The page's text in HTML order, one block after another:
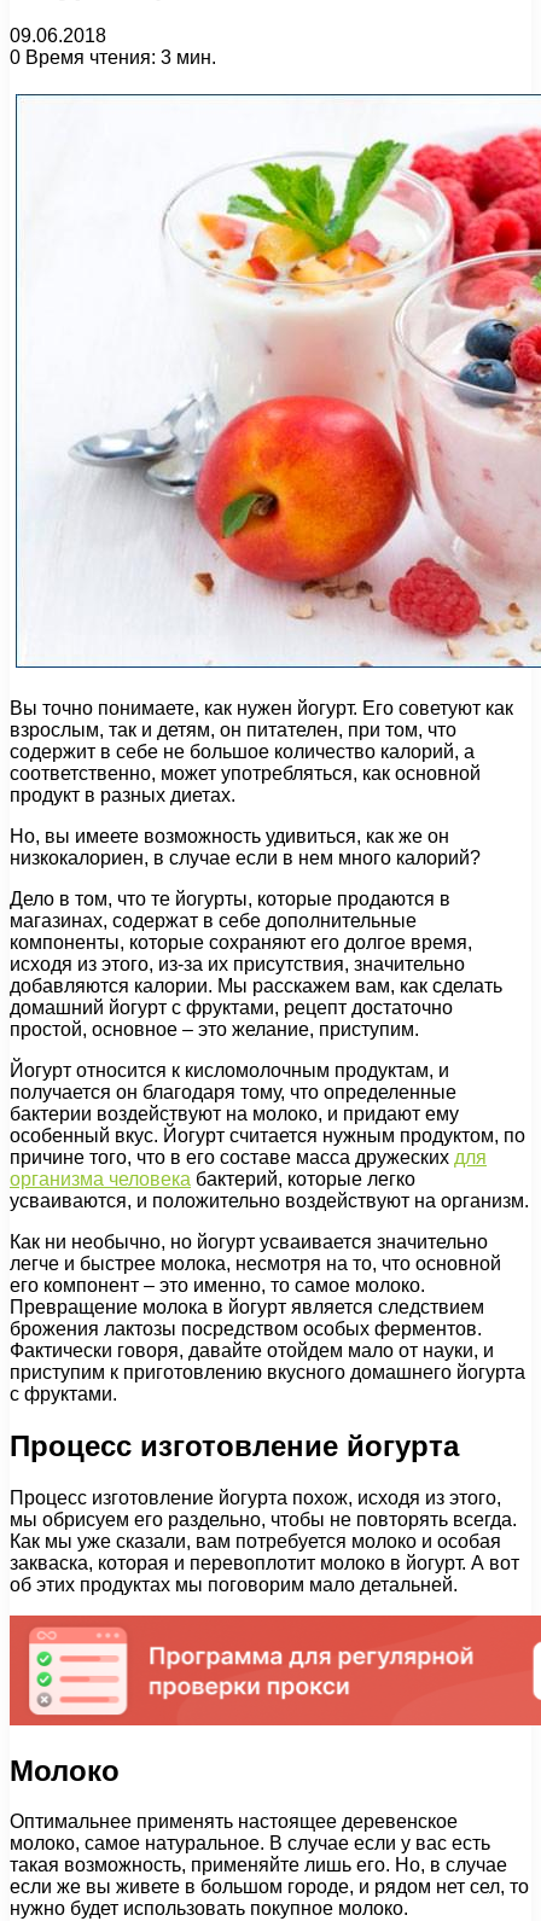
09.06.2018
0 Время чтения: 3 мин.
Вы точно понимаете, как нужен йогурт. Его советуют как
взрослым, так и детям, он питателен, при том, что
содержит в себе не большое количество калорий, а
соответственно, может употребляться, как основной
продукт в разных диетах.
Но, вы имеете возможность удивиться, как же он
низкокалориен, в случае если в нем много калорий?
Дело в том, что те йогурты, которые продаются в
магазинах, содержат в себе дополнительные
компоненты, которые сохраняют его долгое время,
исходя из этого, из-за их присутствия, значительно
добавляются калории. Мы расскажем вам, как сделать
домашний йогурт с фруктами, рецепт достаточно
простой, основное – это желание, приступим.
Йогурт относится к кисломолочным продуктам, и
получается он благодаря тому, что определенные
бактерии воздействуют на молоко, и придают ему
особенный вкус. Йогурт считается нужным продуктом, по
причине того, что в его составе масса дружеских для
организма человека бактерий, которые легко
усваиваются, и положительно воздействуют на организм.
Как ни необычно, но йогурт усваивается значительно
легче и быстрее молока, несмотря на то, что основной
его компонент – это именно, то самое молоко.
Превращение молока в йогурт является следствием
брожения лактозы посредством особых ферментов.
Фактически говоря, давайте отойдем мало от науки, и
приступим к приготовлению вкусного домашнего йогурта
с фруктами.
Процесс изготовление йогурта
Процесс изготовление йогурта похож, исходя из этого,
мы обрисуем его раздельно, чтобы не повторять всегда.
Как мы уже сказали, вам потребуется молоко и особая
закваска, которая и перевоплотит молоко в йогурт. А вот
об этих продуктах мы поговорим мало детальней.
Молоко
Оптимальнее применять настоящее деревенское
молоко, самое натуральное. В случае если у вас есть
такая возможность, применяйте лишь его. Но, в случае
если же вы живете в большом городе, и рядом нет сел, то
нужно будет использовать покупное молоко.